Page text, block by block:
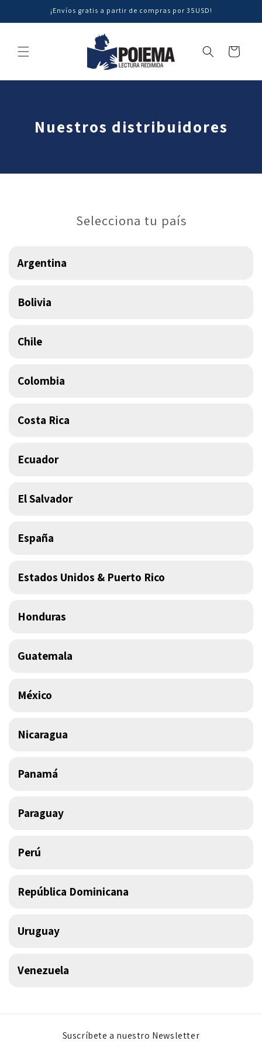
¡Envíos gratis a partir de compras por 35USD!
Cart
Nuestros distribuidores
Selecciona tu país
Argentina
Bolivia
Chile
Colombia
Costa Rica
Ecuador
El Salvador
España
Estados Unidos & Puerto Rico
Honduras
Guatemala
México
Nicaragua
Panamá
Paraguay
Perú
República Dominicana
Uruguay
Venezuela
Suscríbete a nuestro Newsletter